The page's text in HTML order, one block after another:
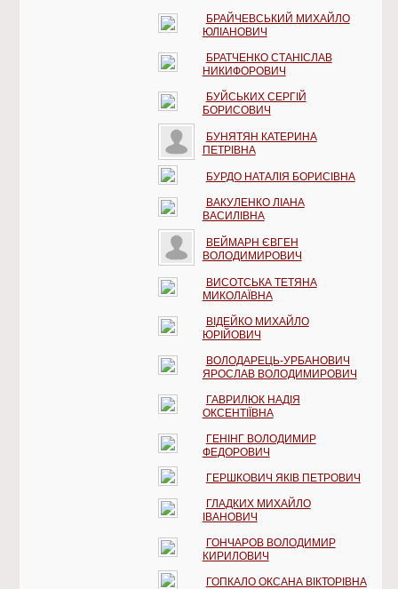
БРАЙЧЕВСЬКИЙ МИХАЙЛО
ЮЛІАНОВИЧ
БРАТЧЕНКО СТАНІСЛАВ
НИКИФОРОВИЧ
БУЙСЬКИХ СЕРГІЙ
БОРИСОВИЧ
БУНЯТЯН КАТЕРИНА
ПЕТРІВНА
БУРДО НАТАЛІЯ БОРИСІВНА
ВАКУЛЕНКО ЛІАНА
ВАСИЛІВНА
ВЕЙМАРН ЄВГЕН
ВОЛОДИМИРОВИЧ
ВИСОТСЬКА ТЕТЯНА
МИКОЛАЇВНА
ВІДЕЙКО МИХАЙЛО
ЮРІЙОВИЧ
ВОЛОДАРЕЦЬ-УРБАНОВИЧ
ЯРОСЛАВ ВОЛОДИМИРОВИЧ
ГАВРИЛЮК НАДІЯ
ОКСЕНТІЇВНА
ГЕНІНГ ВОЛОДИМИР
ФЕДОРОВИЧ
ГЕРШКОВИЧ ЯКІВ ПЕТРОВИЧ
ГЛАДКИХ МИХАЙЛО
ІВАНОВИЧ
ГОНЧАРОВ ВОЛОДИМИР
КИРИЛОВИЧ
ГОПКАЛО ОКСАНА ВІКТОРІВНА